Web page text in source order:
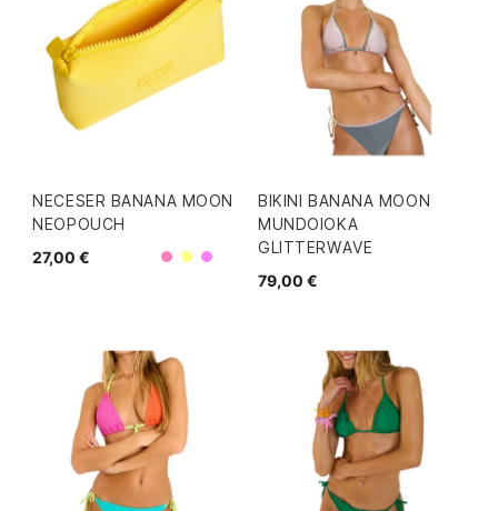
NECESER BANANA MOON
NEOPOUCH
27,00 €
RosaAmarillo
Morado
BIKINI BANANA MOON
MUNDOIOKA
GLITTERWAVE
79,00 €